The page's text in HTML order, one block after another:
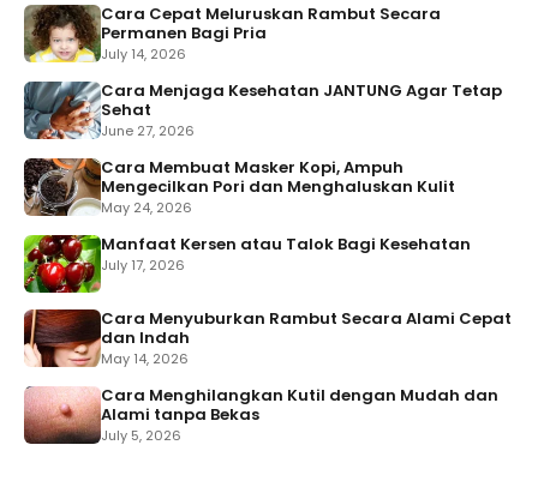
Cara Cepat Meluruskan Rambut Secara
Permanen Bagi Pria
July 14, 2026
Cara Menjaga Kesehatan JANTUNG Agar Tetap
Sehat
June 27, 2026
Cara Membuat Masker Kopi, Ampuh
Mengecilkan Pori dan Menghaluskan Kulit
May 24, 2026
Manfaat Kersen atau Talok Bagi Kesehatan
July 17, 2026
Cara Menyuburkan Rambut Secara Alami Cepat
dan Indah
May 14, 2026
Cara Menghilangkan Kutil dengan Mudah dan
Alami tanpa Bekas
July 5, 2026